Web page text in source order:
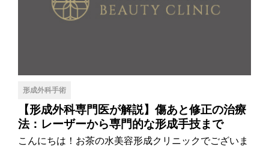
形成外科手術
【形成外科専門医が解説】傷あと修正の治療
法：レーザーから専門的な形成手技まで
こんにちは！お茶の水美容形成クリニックでございま